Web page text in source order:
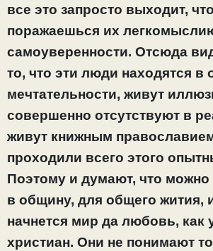
все это запросто выходит, что
поражаешься их
самоуверенности. Отсюда
то, что эти люди находятся в
мечтательности, живут
совершенно отсутствуют в
живут книжным
проходили всего этого
Поэтому и думают, что можно
в общину, для общего жития,
начнется мир да любовь, как
христиан. Они не понимают